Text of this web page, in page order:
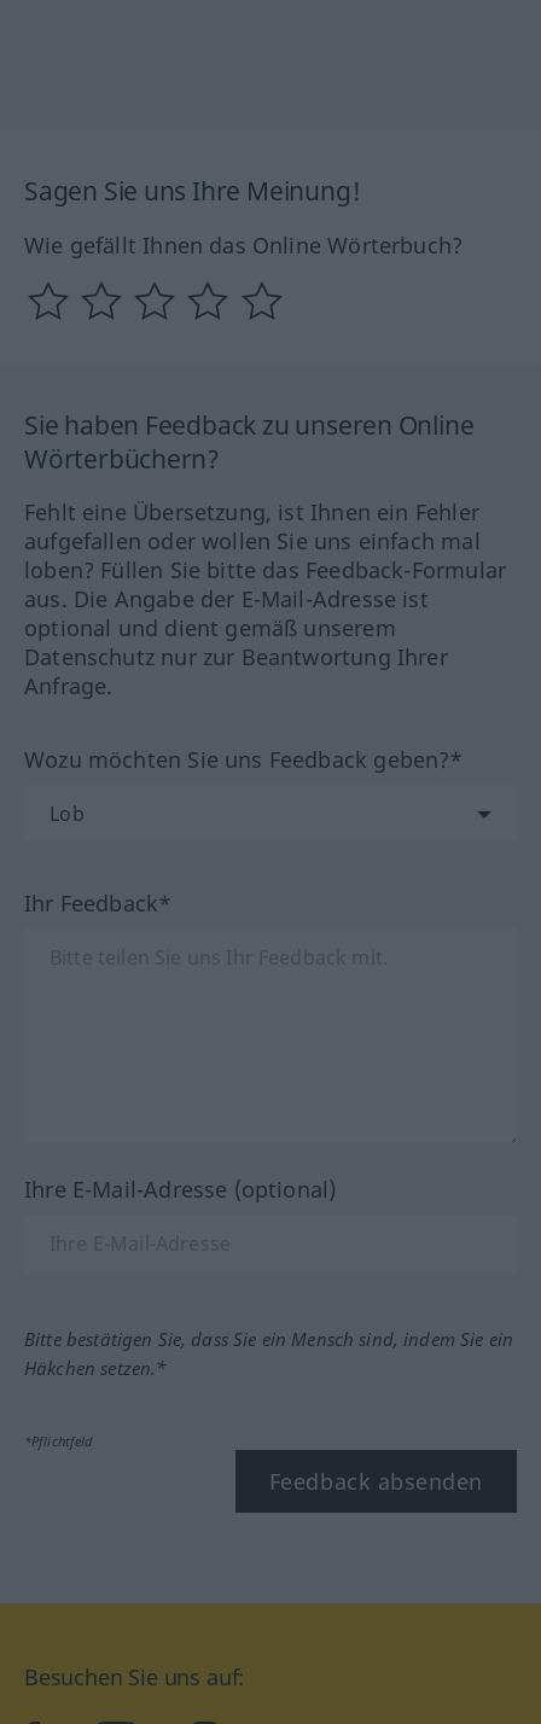
Sagen Sie uns Ihre Meinung!
Wie gefällt Ihnen das Online Wörterbuch?
Sie haben Feedback zu unseren Online
Wörterbüchern?
Fehlt eine Übersetzung, ist Ihnen ein Fehler
aufgefallen oder wollen Sie uns einfach mal
loben? Füllen Sie bitte das Feedback-Formular
aus. Die Angabe der E-Mail-Adresse ist
optional und dient gemäß unserem
Datenschutz nur zur Beantwortung Ihrer
Anfrage.
Wozu möchten Sie uns Feedback geben?*
Ihr Feedback*
Ihre E-Mail-Adresse (optional)
Bitte bestätigen Sie, dass Sie ein Mensch sind, indem Sie ein
Häkchen setzen.*
*Pflichtfeld
Feedback absenden
Besuchen Sie uns auf: